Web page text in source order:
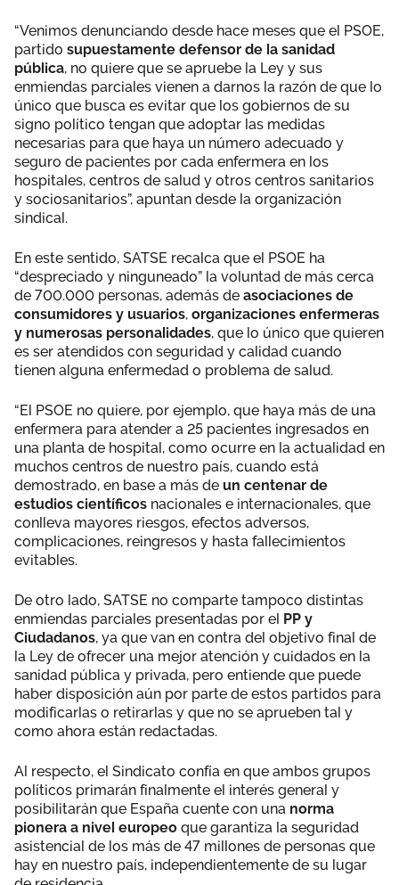
“Venimos denunciando desde hace meses que el PSOE,
partido supuestamente defensor de la sanidad
pública, no quiere que se apruebe la Ley y sus
enmiendas parciales vienen a darnos la razón de que lo
único que busca es evitar que los gobiernos de su
signo político tengan que adoptar las medidas
necesarias para que haya un número adecuado y
seguro de pacientes por cada enfermera en los
hospitales, centros de salud y otros centros sanitarios
y sociosanitarios”, apuntan desde la organización
sindical.
En este sentido, SATSE recalca que el PSOE ha
“despreciado y ninguneado” la voluntad de más cerca
de 700.000 personas, además de asociaciones de
consumidores y usuarios, organizaciones enfermeras
y numerosas personalidades, que lo único que quieren
es ser atendidos con seguridad y calidad cuando
tienen alguna enfermedad o problema de salud.
“El PSOE no quiere, por ejemplo, que haya más de una
enfermera para atender a 25 pacientes ingresados en
una planta de hospital, como ocurre en la actualidad en
muchos centros de nuestro país, cuando está
demostrado, en base a más de un centenar de
estudios científicos nacionales e internacionales, que
conlleva mayores riesgos, efectos adversos,
complicaciones, reingresos y hasta fallecimientos
evitables.
De otro lado, SATSE no comparte tampoco distintas
enmiendas parciales presentadas por el PP y
Ciudadanos, ya que van en contra del objetivo final de
la Ley de ofrecer una mejor atención y cuidados en la
sanidad pública y privada, pero entiende que puede
haber disposición aún por parte de estos partidos para
modificarlas o retirarlas y que no se aprueben tal y
como ahora están redactadas.
Al respecto, el Sindicato confía en que ambos grupos
políticos primarán finalmente el interés general y
posibilitarán que España cuente con una norma
pionera a nivel europeo que garantiza la seguridad
asistencial de los más de 47 millones de personas que
hay en nuestro país, independientemente de su lugar